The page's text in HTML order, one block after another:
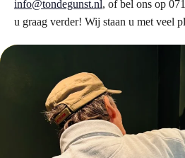
info@tondegunst.nl, of bel ons op
u graag verder! Wij staan u met veel